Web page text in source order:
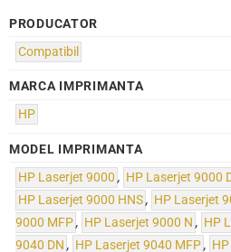
PRODUCATOR
Compatibil
MARCA IMPRIMANTA
HP
MODEL IMPRIMANTA
HP Laserjet 9000 , HP Laserjet 9000
HP Laserjet 9000 HNS, HP Laserjet
9000 MFP, HP Laserjet 9000 N , HP
9040 DN , HP Laserjet 9040 MFP,